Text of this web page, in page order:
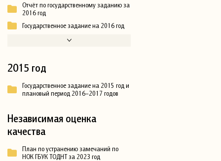
Отчёт по государственному заданию за
2016 год
Государственное задание на 2016 год
2015 год
Государственное задание на 2015 год и
плановый период 2016–2017 годов
Независимая оценка
качества
План по устранению замечаний по
НОК ГБУК ТОДНТ за 2023 год